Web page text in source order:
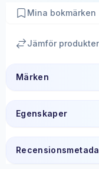
Mina bokmärken
Jämför produkter
Märken
Egenskaper